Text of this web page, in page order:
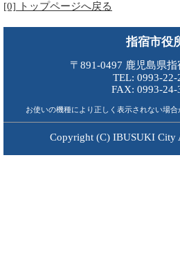
[0] トップページへ戻る
指宿市役
〒891-0497 鹿児島県
TEL: 0993-22-
FAX: 0993-24-
お使いの機種により正しく表示されない場合
Copyright (C) IBUSUKI City